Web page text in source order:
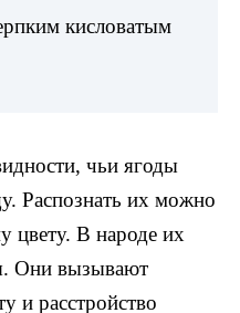
кисловатым
чьи ягоды
Распознать их можно
цвету. В народе их
Они вызывают
и расстройство